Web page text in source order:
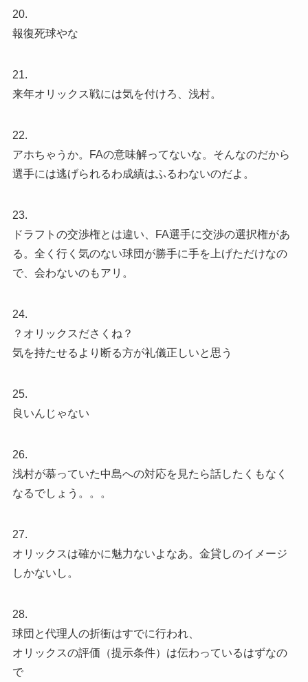
20.
報復死球やな
21.
来年オリックス戦には気を付けろ、浅村。
22.
アホちゃうか。FAの意味解ってないな。そんなのだから
選手には逃げられるわ成績はふるわないのだよ。
23.
ドラフトの交渉権とは違い、FA選手に交渉の選択権があ
る。全く行く気のない球団が勝手に手を上げただけなの
で、会わないのもアリ。
24.
？オリックスださくね？
気を持たせるより断る方が礼儀正しいと思う
25.
良いんじゃない
26.
浅村が慕っていた中島への対応を見たら話したくもなく
なるでしょう。。。
27.
オリックスは確かに魅力ないよなあ。金貸しのイメージ
しかないし。
28.
球団と代理人の折衝はすでに行われ、
オリックスの評価（提示条件）は伝わっているはずなの
で